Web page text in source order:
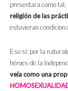
presentara como
religión de las
estuvieran
Eso sí: por la
héroes de la
veía como una